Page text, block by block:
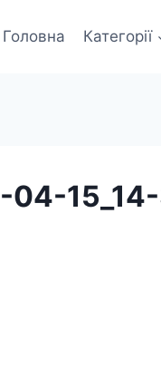
Головна Категорії
04-